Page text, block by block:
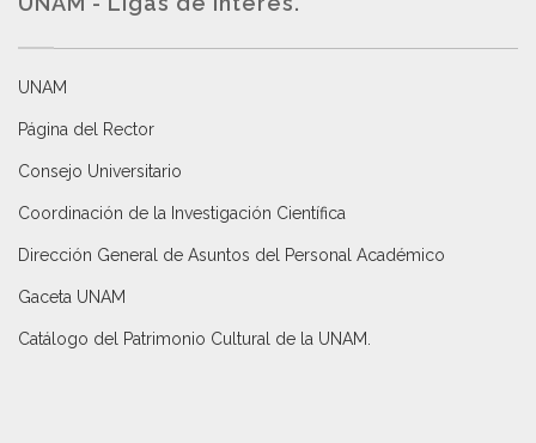
UNAM
Página del Rector
Consejo Universitario
Coordinación de la Investigación Científica
Dirección General de Asuntos del Personal Académico
Gaceta UNAM
Catálogo del Patrimonio Cultural de la UNAM.